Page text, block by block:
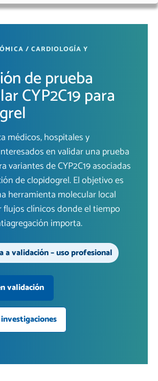
/ CARDIOLOGÍA Y
de prueba
CYP2C19 para
médicos, hospitales y
en validar una prueba
variantes de CYP2C19 asociadas
de clopidogrel. El objetivo es
herramienta molecular local
flujos clínicos donde el tiempo
importa.
a validación – uso profesional
validación